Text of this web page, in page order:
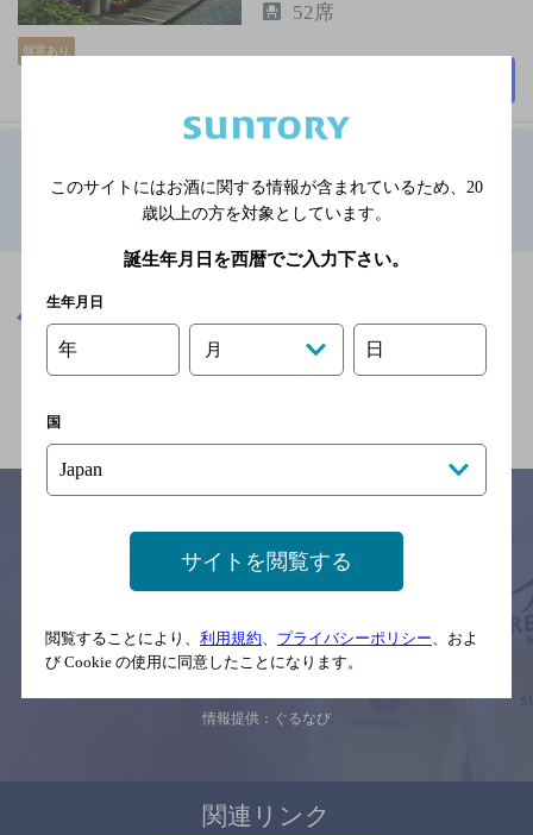
個室あり
52席
岐阜県でオープンエアなフンイキのお店TOP
※店舗によりハイボール取り扱い銘柄が異なります。
岐阜県
サイトマップ ご意見・ご感想 利用規約
念のためお店にご確認の上ご来店くださいますようお願い申し上げま
す。
情報提供：ぐるなび
関連リンク
このサイトにはお酒に関する情報が含まれているため、 20
歳以上の方を対象としています。
誕生年月日を西暦でご入力下さい。
生年月日
年 月 日
国
サイトを閲覧する
閲覧することにより、 利用規約、 プライバシーポリシー、およ
び Cookie の使用に同意したことになります。